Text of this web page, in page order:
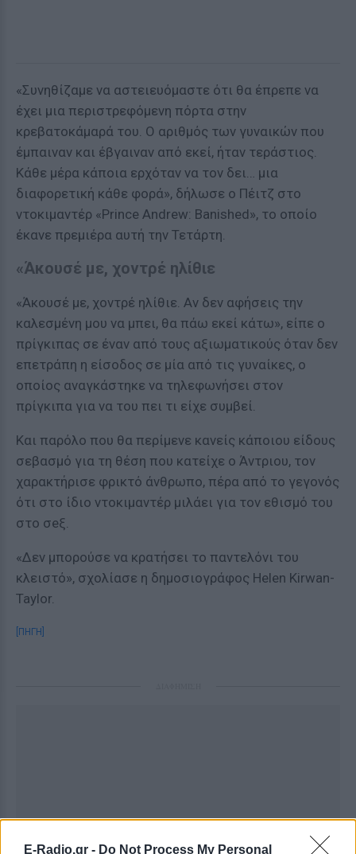
E-Radio.gr - Do Not Process My Personal
«Συνηθίζαμε να αστειευόμαστε ότι θα έπρεπε να
έχει μια περιστρεφόμενη πόρτα στην
κρεβατοκάμαρά του. Ο αριθμός των γυναικών που
έμπαιναν και έβγαιναν από εκεί, ήταν τεράστιος.
Κάθε μέρα κάποια ερχόταν να τον δει… μια
διαφορετική κάθε φορά», δήλωσε ο Πέιτζ στο
ντοκιμαντέρ «Prince Andrew: Banished», το οποίο
έκανε πρεμιέρα αυτή την Τετάρτη.
«Άκουσέ με, χοντρέ ηλίθιε
«Άκουσέ με, χοντρέ ηλίθιε. Αν δεν αφήσεις την
καλεσμένη μου να μπει, θα πάω εκεί κάτω», είπε ο
πρίγκιπας σε έναν από τους αξιωματικούς όταν δεν
επετράπη η είσοδος σε μία από τις γυναίκες, ο
οποίος αναγκάστηκε να τηλεφωνήσει στον
πρίγκιπα για να του πει τι είχε συμβεί.
Και παρόλο που θα περίμενε κανείς κάποιου είδους
σεβασμό για τη θέση που κατείχε ο Άντριου, τον
χαρακτήρισε φρικτό άνθρωπο, πέρα από το γεγονός
ότι στο ίδιο ντοκιμαντέρ μιλάει για τον εθισμό του
στο σeξ.
«Δεν μπορούσε να κρατήσει το παντελόνι του
κλειστό», σχολίασε η δημοσιογράφος Helen Kirwan-
Taylor.
[ΠΗΓΗ]